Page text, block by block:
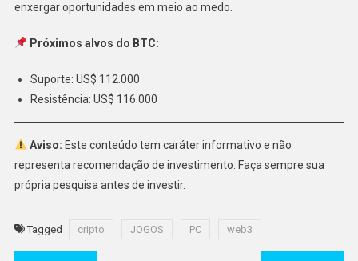
enxergar oportunidades em meio ao medo.
Próximos alvos do BTC:
Suporte: US$ 112.000
Resistência: US$ 116.000
Aviso: Este conteúdo tem caráter informativo e não
representa recomendação de investimento. Faça sempre sua
própria pesquisa antes de investir.
Tagged cripto JOGOS PC web3